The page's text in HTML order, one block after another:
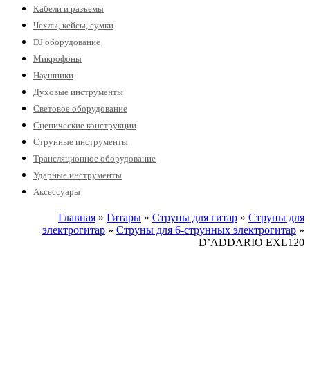
Кабели и разъемы
Чехлы, кейсы, сумки
DJ оборудование
Микрофоны
Наушники
Духовые инструменты
Световое оборудование
Сценические конструкции
Струнные инструменты
Трансляционное оборудование
Ударные инструменты
Аксессуары
Главная » Гитары » Струны для гитар » Струны для
электрогитар » Струны для 6-струнных электрогитар »
D’ADDARIO EXL120